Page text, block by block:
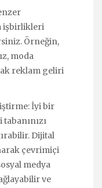
işbirlikleri
Örneğin,
moda
reklam geliri
İyi bir
Dijital
çevrimiçi
medya
ve